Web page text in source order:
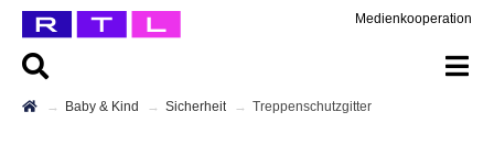
Medienkooperation
Baby & Kind Sicherheit Treppenschutzgitter